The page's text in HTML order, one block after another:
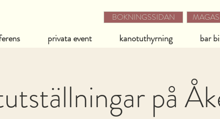
BOKNINGSSIDAN
privata event kanotuthyrning bar
på